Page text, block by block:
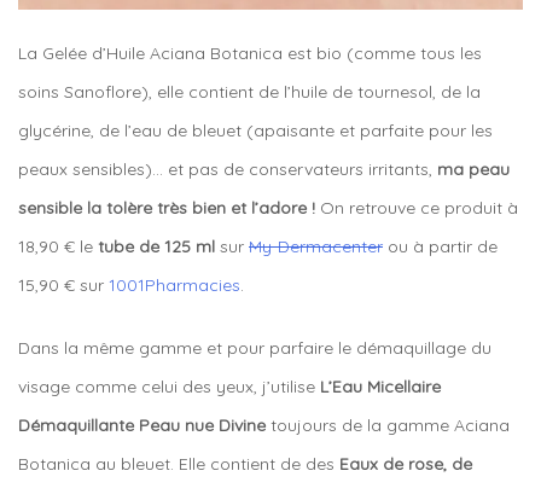
La Gelée d’Huile Aciana Botanica est bio (comme tous les
soins Sanoflore), elle contient de l’huile de tournesol, de la
glycérine, de l’eau de bleuet (apaisante et parfaite pour les
peaux sensibles)… et pas de conservateurs irritants, ma peau
sensible la tolère très bien et l’adore ! On retrouve ce produit à
18,90 € le tube de 125 ml sur My-Dermacenter ou à partir de
15,90 € sur 1001Pharmacies.
Dans la même gamme et pour parfaire le démaquillage du
visage comme celui des yeux, j’utilise L’Eau Micellaire
Démaquillante Peau nue Divine toujours de la gamme Aciana
Botanica au bleuet. Elle contient de des Eaux de rose, de